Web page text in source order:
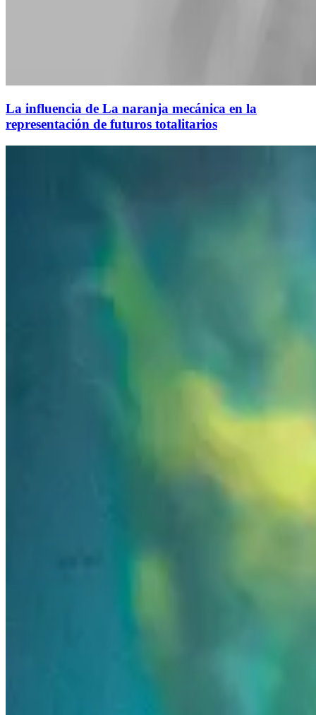
La influencia de La naranja mecánica en la
representación de futuros totalitarios